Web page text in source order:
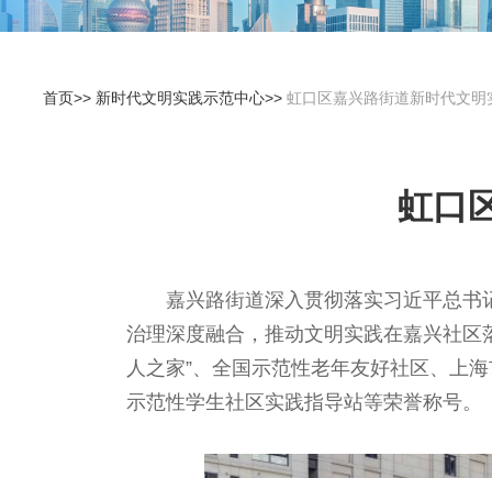
首页>> 新时代文明实践示范中心>> 虹口区嘉兴路街道新时代文明
虹口
嘉兴路街道深入贯彻落实习近平总
治理深度融合，推动文明实践在嘉兴社区
人之家”、全国示范性老年友好社区、上
示范性学生社区实践指导站等荣誉称号。